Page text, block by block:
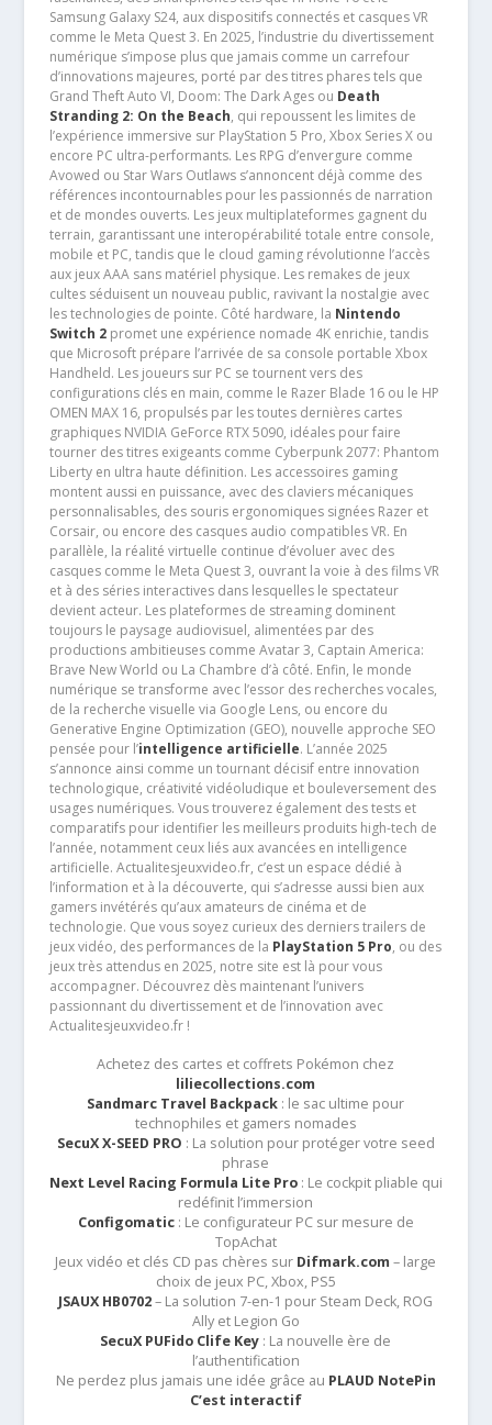
Samsung Galaxy S24, aux dispositifs connectés et casques VR
comme le Meta Quest 3. En 2025, l’industrie du divertissement
numérique s’impose plus que jamais comme un carrefour
d’innovations majeures, porté par des titres phares tels que
Grand Theft Auto VI, Doom: The Dark Ages ou Death
Stranding 2: On the Beach, qui repoussent les limites de
l’expérience immersive sur PlayStation 5 Pro, Xbox Series X ou
encore PC ultra-performants. Les RPG d’envergure comme
Avowed ou Star Wars Outlaws s’annoncent déjà comme des
références incontournables pour les passionnés de narration
et de mondes ouverts. Les jeux multiplateformes gagnent du
terrain, garantissant une interopérabilité totale entre console,
mobile et PC, tandis que le cloud gaming révolutionne l’accès
aux jeux AAA sans matériel physique. Les remakes de jeux
cultes séduisent un nouveau public, ravivant la nostalgie avec
les technologies de pointe. Côté hardware, la Nintendo
Switch 2promet une expérience nomade 4K enrichie, tandis
que Microsoft prépare l’arrivée de sa console portable Xbox
Handheld. Les joueurs sur PC se tournent vers des
configurations clés en main, comme le Razer Blade 16 ou le HP
OMEN MAX 16, propulsés par les toutes dernières cartes
graphiques NVIDIA GeForce RTX 5090, idéales pour faire
tourner des titres exigeants comme Cyberpunk 2077: Phantom
Liberty en ultra haute définition. Les accessoires gaming
montent aussi en puissance, avec des claviers mécaniques
personnalisables, des souris ergonomiques signées Razer et
Corsair, ou encore des casques audio compatibles VR. En
parallèle, la réalité virtuelle continue d’évoluer avec des
casques comme le Meta Quest 3, ouvrant la voie à des films VR
et à des séries interactives dans lesquelles le spectateur
devient acteur. Les plateformes de streaming dominent
toujours le paysage audiovisuel, alimentées par des
productions ambitieuses comme Avatar 3, Captain America:
Brave New World ou La Chambre d’à côté. Enfin, le monde
numérique se transforme avec l’essor des recherches vocales,
de la recherche visuelle via Google Lens, ou encore du
Generative Engine Optimization (GEO), nouvelle approche SEO
pensée pour l’intelligence artificielle. L’année 2025
s’annonce ainsi comme un tournant décisif entre innovation
technologique, créativité vidéoludique et bouleversement des
usages numériques. Vous trouverez également des tests et
comparatifs pour identifier les meilleurs produits high-tech de
l’année, notamment ceux liés aux avancées en intelligence
artificielle. Actualitesjeuxvideo.fr, c’est un espace dédié à
l’information et à la découverte, qui s’adresse aussi bien aux
gamers invétérés qu’aux amateurs de cinéma et de
technologie. Que vous soyez curieux des derniers trailers de
jeux vidéo, des performances de la PlayStation 5 Pro, ou des
jeux très attendus en 2025, notre site est là pour vous
accompagner. Découvrez dès maintenant l’univers
passionnant du divertissement et de l’innovation avec
Actualitesjeuxvideo.fr !
Achetez des cartes et coffrets Pokémon chez
liliecollections.com
Sandmarc Travel Backpack : le sac ultime pour
technophiles et gamers nomades
SecuX X-SEED PRO : La solution pour protéger votre seed
phrase
Next Level Racing Formula Lite Pro: Le cockpit pliable qui
redéfinit l’immersion
Configomatic: Le configurateur PC sur mesure de
TopAchat
Jeux vidéo et clés CD pas chères sur Difmark.com – large
choix de jeux PC, Xbox, PS5
JSAUX HB0702– La solution 7-en-1 pour Steam Deck, ROG
Ally et Legion Go
SecuX PUFido Clife Key : La nouvelle ère de
l’authentification
Ne perdez plus jamais une idée grâce au PLAUD NotePin
C’est interactif